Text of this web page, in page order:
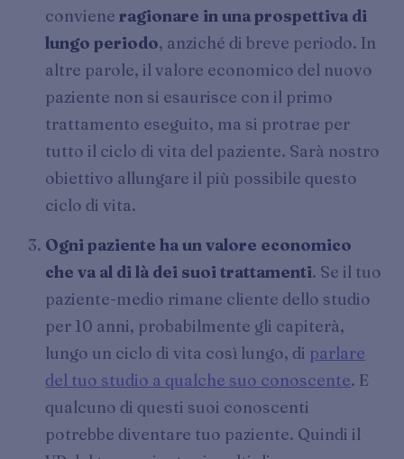
convieneragionare in una prospettiva di
lungo periodo, anziché di breve periodo. In
altre parole, il valore economico del nuovo
paziente non si esaurisce con il primo
trattamento eseguito, ma si protrae per
tutto il ciclo di vita del paziente. Sarà nostro
obiettivo allungare il più possibile questo
ciclo di vita.
Ogni paziente ha un valore economico
che va al di là dei suoi trattamenti. Se il tuo
paziente-medio rimane cliente dello studio
per 10 anni, probabilmente gli capiterà,
lungo un ciclo di vita così lungo, di parlare
del tuo studio a qualche suo conoscente. E
qualcuno di questi suoi conoscenti
potrebbe diventare tuo paziente. Quindi il